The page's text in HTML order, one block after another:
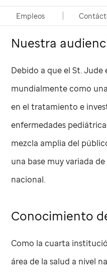
Empleos
niños que podrán
Nuestra
Debido a que elSt. Jude
mundialmente como
en el tratamiento e
enfermedades
mezcla amplia del
una base muy variada
nacional.
Conocimiento
Como la cuarta
área de la salud a nivel